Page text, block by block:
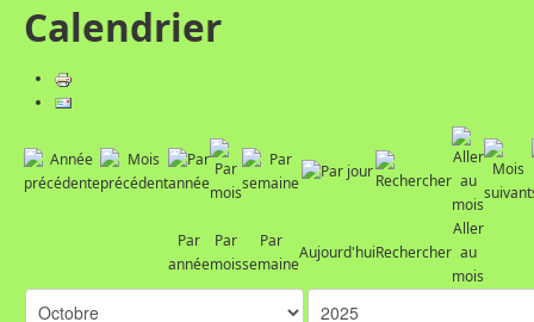
Calendrier
Par
année
Par
mois
Par
semaine
Aujourd'huiRechercher
Aller
au
mois